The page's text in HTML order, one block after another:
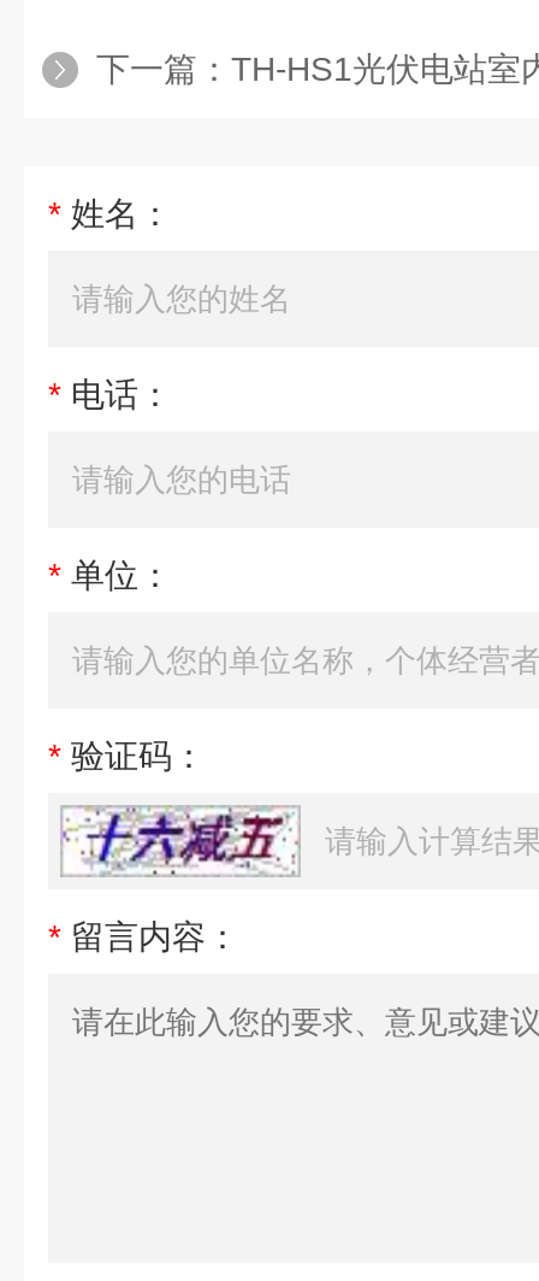
下一篇： TH-HS1光伏电站室
* 姓名：
* 电话：
* 单位：
* 验证码：
* 留言内容：